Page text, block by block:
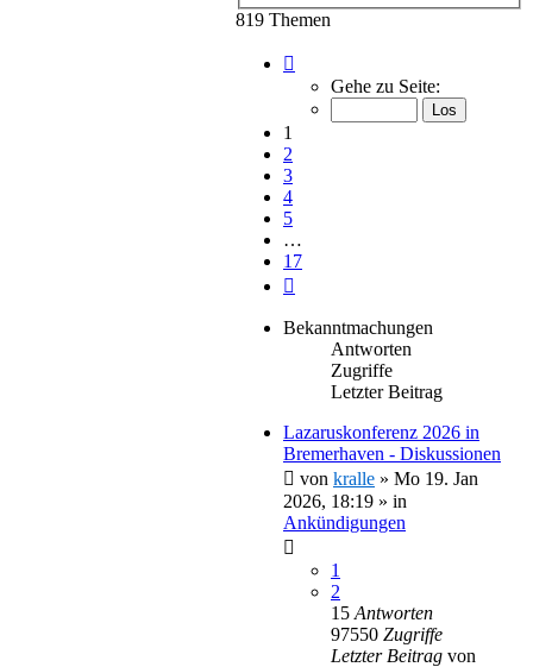
819 Themen
von
Gehe zu Seite:
1
2
3
4
5
…
17
Bekanntmachungen
Antworten
Zugriffe
Letzter Beitrag
Lazaruskonferenz 2026 in
Bremerhaven - Diskussionen
von kralle » Mo 19. Jan
2026, 18:19 » in
Ankündigungen
1
2
15 Antworten
97550 Zugriffe
Letzter Beitrag von